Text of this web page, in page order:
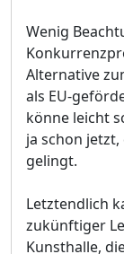
Wenig
Alternative
als EU-
könne leicht
ja schon
gelingt.
Letztendlich
zukünftiger
Kunsthalle,